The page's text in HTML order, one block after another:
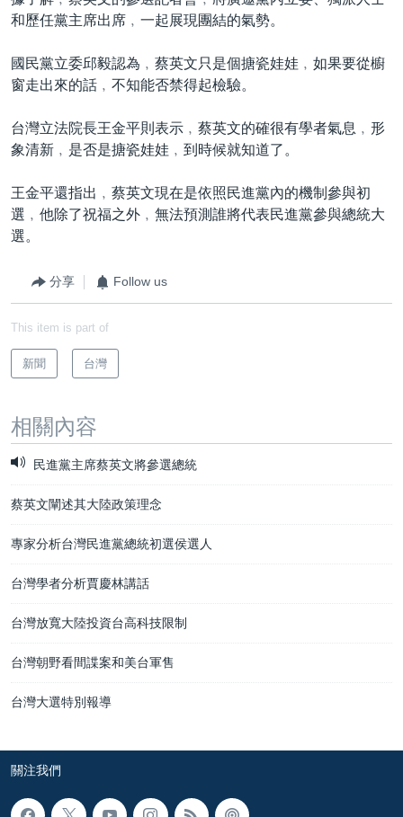
和歷任黨主席出席﹐一起展現團結的氣勢。
國民黨立委邱毅認為﹐蔡英文只是個搪瓷娃娃﹐如果要從櫥
窗走出來的話﹐不知能否禁得起檢驗。
台灣立法院長王金平則表示﹐蔡英文的確很有學者氣息﹐形
象清新﹐是否是搪瓷娃娃﹐到時候就知道了。
王金平還指出﹐蔡英文現在是依照民進黨內的機制參與初
選﹐他除了祝福之外﹐無法預測誰將代表民進黨參與總統大
選。
分享 Follow us
This item is part of
新聞 台灣
相關內容
民進黨主席蔡英文將參選總統
蔡英文闡述其大陸政策理念
專家分析台灣民進黨總統初選侯選人
台灣學者分析賈慶林講話
台灣放寬大陸投資台高科技限制
台灣朝野看間諜案和美台軍售
台灣大選特別報導
關注我們